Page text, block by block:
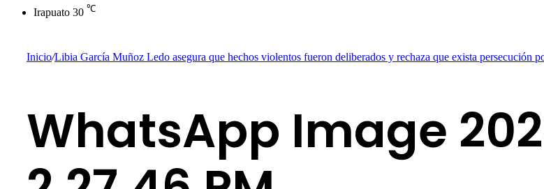
Irapuato 30 ℃
Inicio/Libia García Muñoz Ledo asegura que hechos violentos fueron deliberados y rechaza que exista persecución
WhatsApp Image